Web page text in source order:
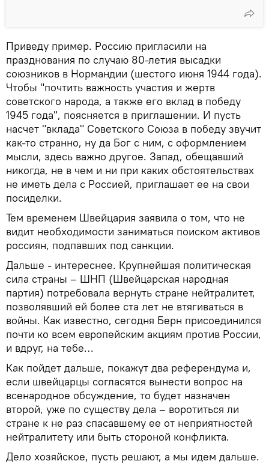
Приведу пример. Россию пригласили на
празднования по случаю 80-летия высадки
союзников в Нормандии (шестого июня 1944 года).
Чтобы "почтить важность участия и жертв
советского народа, а также его вклад в победу
1945 года", поясняется в приглашении. И пусть
насчет "вклада" Советского Союза в победу звучит
как-то странно, ну да Бог с ним, с оформлением
мысли, здесь важно другое. Запад, обещавший
никогда, не в чем и ни при каких обстоятельствах
не иметь дела с Россией, приглашает ее на свои
посиделки.
Тем временем Швейцария заявила о том, что не
видит необходимости заниматься поиском активов
россиян, подпавших под санкции.
Дальше - интереснее. Крупнейшая политическая
сила страны – ШНП (Швейцарская народная
партия) потребовала вернуть стране нейтралитет,
позволявший ей более ста лет не втягиваться в
войны. Как известно, сегодня Берн присоединился
почти ко всем европейским акциям против России,
и вдруг, на тебе…
Как пойдет дальше, покажут два референдума и,
если швейцарцы согласятся вынести вопрос на
всенародное обсуждение, то будет назначен
второй, уже по существу дела – воротиться ли
стране к не раз спасавшему ее от неприятностей
нейтралитету или быть стороной конфликта.
Дело хозяйское, пусть решают, а мы идем дальше.